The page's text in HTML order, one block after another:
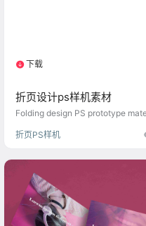
下载
折页设计ps样机素材
Folding design PS prototype
折页PS样机